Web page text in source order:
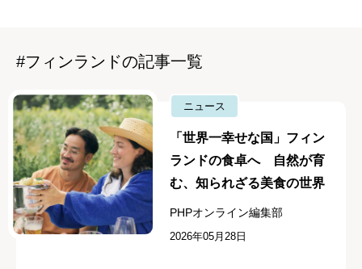
#フィンランドの記事一覧
ニュース
「世界一幸せな国」フィン
ランドの食卓へ 自然が育
む、知られざる美食の世界
PHPオンライン編集部
2026年05月28日